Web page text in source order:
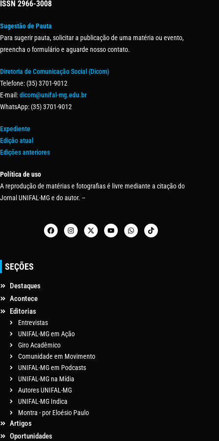
ISSN 2966-3008
Sugestão de Pauta
Para sugerir pauta, solicitar a publicação de uma matéria ou evento,
preencha o formulário e aguarde nosso contato.
Diretoria de Comunicação Social (Dicom)
Telefone: (35) 3701-9012
E-mail:dicom@unifal-mg.edu.br
WhatsApp: (35) 3701-9012
Expediente
Edição atual
Edições anteriores
Política de uso
A reprodução de matérias e fotografias é livre mediante a citação do
Jornal UNIFAL-MG e do autor. –
SEÇÕES
Destaques
Acontece
Editorias
Entrevistas
UNIFAL-MG em Ação
Giro Acadêmico
Comunidade em Movimento
UNIFAL-MG em Podcasts
UNIFAL-MG na Mídia
Autores UNIFAL-MG
UNIFAL-MG Indica
Montra - por Eloésio Paulo
Artigos
Oportunidades